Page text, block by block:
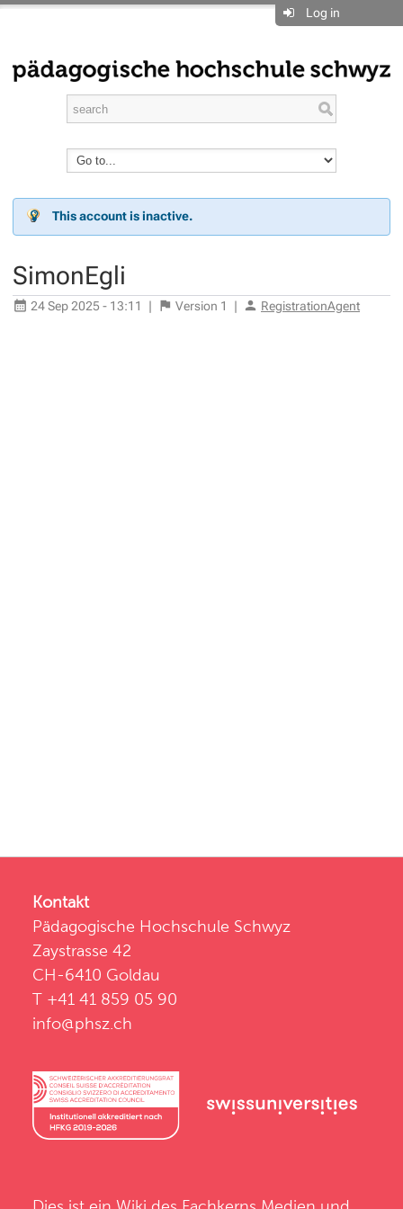
Log in
This account is inactive.
SimonEgli
24 Sep 2025 - 13:11 | Version 1 | RegistrationAgent
Kontakt
Pädagogische Hochschule Schwyz
Zaystrasse 42
CH-6410 Goldau
T +41 41 859 05 90
info@phsz.ch